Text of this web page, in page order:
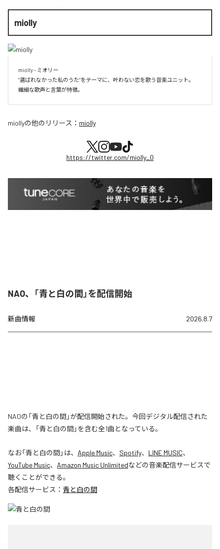
miolly
miolly - ミオリー
”選ばれなかった私のうた”をテーマに、叶わない恋を歌う音楽ユニット。
miollyの他のリリース： miolly
https://twitter.com/miolly_0
NAO、「青と白の間」を配信開始
新曲情報 2026.8.7
NAOの「青と白の間」が配信開始された。今回デジタル配信された
楽曲は、「青と白の間」を含む全1曲となっている。
なお「青と白の間」は、 Apple Music、 Spotify、 LINE MUSIC、
YouTube Music、 Amazon Music Unlimitedなどの音楽配信サービスで
聴くことができる。
各配信サービス： 青と白の間